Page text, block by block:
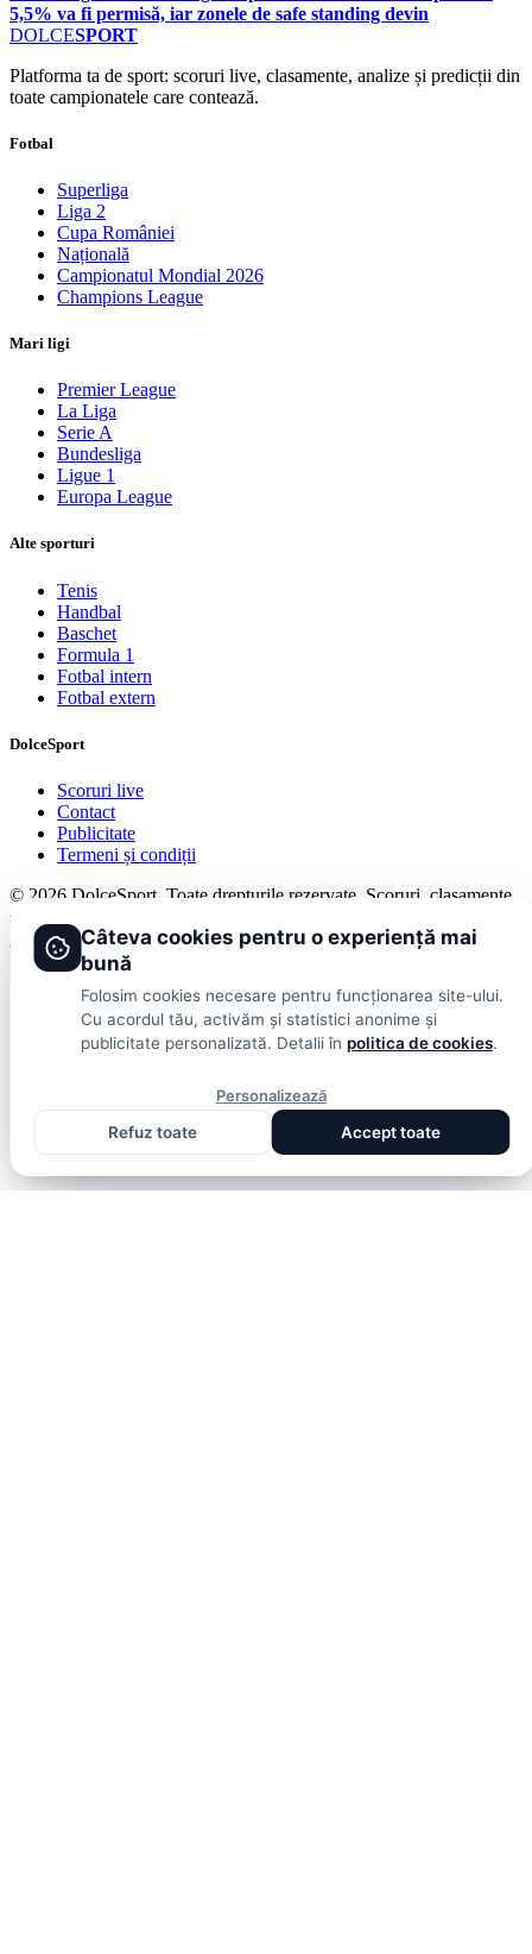
5,5% va fi permisă, iar zonele de safe standing devin
DOLCESPORT
Platforma ta de sport: scoruri live, clasamente, analize și predicții din
toate campionatele care contează.
Fotbal
Superliga
Liga 2
Cupa României
Națională
Campionatul Mondial 2026
Champions League
Mari ligi
Premier League
La Liga
Serie A
Bundesliga
Ligue 1
Europa League
Alte sporturi
Tenis
Handbal
Baschet
Formula 1
Fotbal intern
Fotbal extern
DolceSport
Scoruri live
Contact
Publicitate
Termeni și condiții
© 2026 DolceSport. Toate drepturile rezervate. Scoruri, clasamente
și analize din toate competițiile
Fotbal intern Fotbal extern Scoruri live
Câteva cookies pentru o experiență mai
bună
Folosim cookies necesare pentru funcționarea site-ului.
Cu acordul tău, activăm și statistici anonime și
publicitate personalizată. Detalii în politica de cookies.
Personalizează
Refuz toate
Accept toate